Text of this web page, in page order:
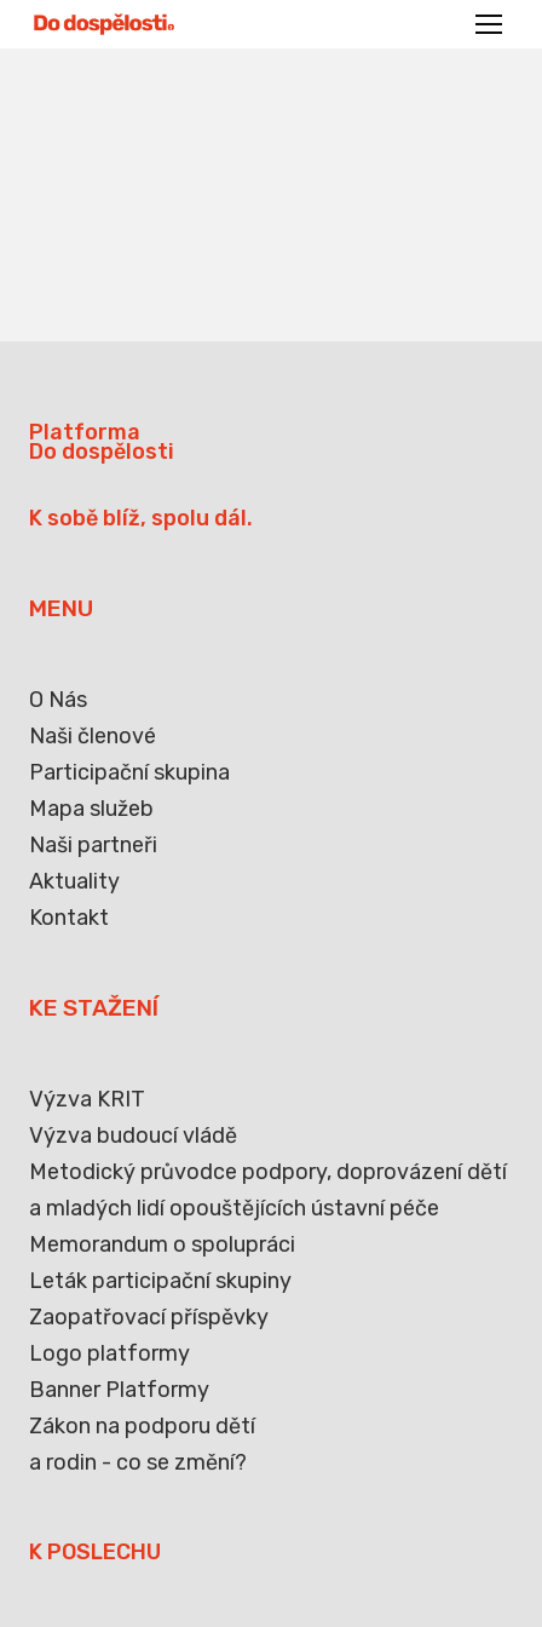
Menu
Platforma
Do dospělosti
K sobě blíž, spolu dál.
MENU
O Nás
Naši členové
Participační skupina
Mapa služeb
Naši partneři
Aktuality
Kontakt
KE STAŽENÍ
Výzva KRIT
Výzva budoucí vládě
Metodický průvodce podpory, doprovázení dětí
a mladých lidí opouštějících ústavní péče
Memorandum o spolupráci
Leták participační skupiny
Zaopatřovací příspěvky
Logo platformy
Banner Platformy
Zákon na podporu dětí
a rodin - co se změní?
K POSLECHU